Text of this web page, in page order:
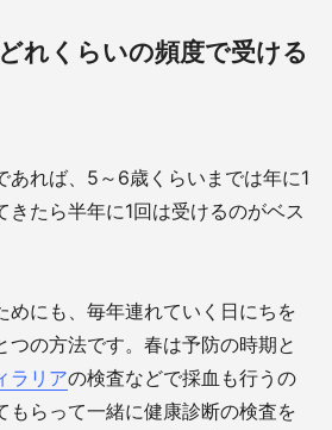
れくらいの頻度で受ける
れば、 5 ～ 6歳くらいまでは年に1
きたら半年に1回は受けるのがベス
めにも、毎年連れていく日にちを
つの方法です。春は予防の時期と
ラリアの検査などで採血も行うの
もらって一緒に健康診断の検査を